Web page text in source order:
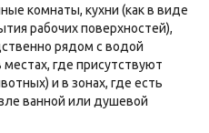
комнаты, кухни (как в виде
рабочих поверхностей),
рядом с водой
где присутствуют
и в зонах, где есть
ванной или душевой